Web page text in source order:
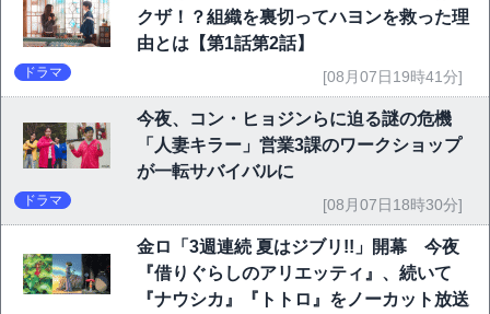
クザ！？組織を裏切ってハヨンを救った理
由とは【第1話第2話】
ドラマ [08月07日19時41分]
今夜、コン・ヒョジンらに迫る謎の危機
「人妻キラー」営業3課のワークショップ
が一転サバイバルに
ドラマ [08月07日18時30分]
金ロ「3週連続 夏はジブリ!!」開幕 今夜
『借りぐらしのアリエッティ』、続いて
『ナウシカ』『トトロ』をノーカット放送